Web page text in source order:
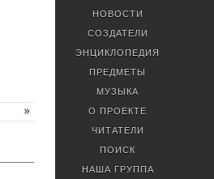
НОВОСТИ
СОЗДАТЕЛИ
ЭНЦИКЛОПЕДИЯ
ПРЕДМЕТЫ
МУЗЫКА
О ПРОЕКТЕ
ЧИТАТЕЛИ
ПОИСК
НАША ГРУППА